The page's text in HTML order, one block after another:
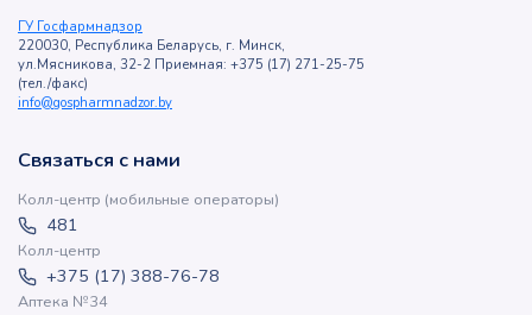
ГУ Госфармнадзор
220030, Республика Беларусь, г. Минск,
ул.Мясникова, 32-2 Приемная: +375 (17) 271-25-75
(тел./факс)
info@gospharmnadzor.by
Связаться с нами
Колл-центр (мобильные операторы)
481
Колл-центр
+375 (17) 388-76-78
Аптека №34